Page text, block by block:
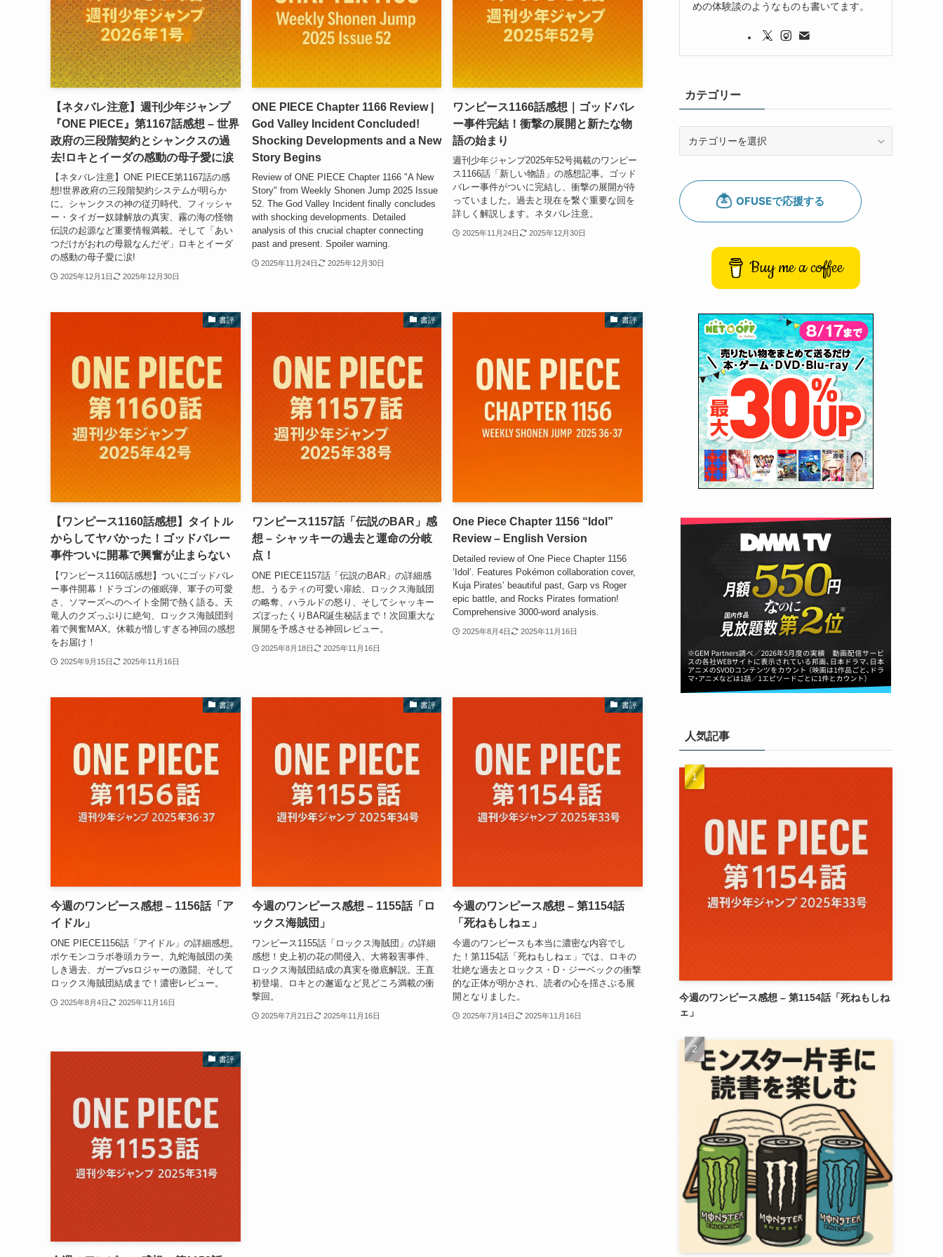
【ネタバレ注意】週刊少年ジャンプ
『ONE PIECE』第1167話感想 – 世界
政府の三段階契約とシャンクスの過
去!ロキとイーダの感動の母子愛に涙
【ネタバレ注意】ONE PIECE第1167話の感
想!世界政府の三段階契約システムが明らか
に。シャンクスの神の従刃時代、フィッシャ
ー・タイガー奴隷解放の真実、霧の海の怪物
伝説の起源など重要情報満載。そして「あい
つだけがおれの母親なんだぞ」ロキとイーダ
の感動の母子愛に涙!
2025年12月1日 2025年12月30日
ONE PIECE Chapter 1166 Review |
God Valley Incident Concluded!
Shocking Developments and a New
Story Begins
Review of ONE PIECE Chapter 1166 "A New
Story" from Weekly Shonen Jump 2025 Issue
52. The God Valley Incident finally concludes
with shocking developments. Detailed
analysis of this crucial chapter connecting
past and present. Spoiler warning.
2025年11月24日 2025年12月30日
ワンピース1166話感想｜ゴッドバレ
ー事件完結！衝撃の展開と新たな物
語の始まり
週刊少年ジャンプ2025年52号掲載のワンピー
ス1166話「新しい物語」の感想記事。ゴッド
バレー事件がついに完結し、衝撃の展開が待
っていました。過去と現在を繋ぐ重要な回を
詳しく解説します。ネタバレ注意。
2025年11月24日 2025年12月30日
書評
【ワンピース1160話感想】タイトル
からしてヤバかった！ゴッドバレー
事件ついに開幕で興奮が止まらない
【ワンピース1160話感想】ついにゴッドバレ
ー事件開幕！ドラゴンの催眠弾、軍子の可愛
さ、ソマーズへのヘイト全開で熱く語る。天
竜人のクズっぷりに絶句、ロックス海賊団到
着で興奮MAX。休載が惜しすぎる神回の感想
をお届け！
2025年9月15日 2025年11月16日
書評
ワンピース1157話「伝説のBAR」感
想 – シャッキーの過去と運命の分岐
点！
ONE PIECE1157話「伝説のBAR」の詳細感
想。うるティの可愛い扉絵、ロックス海賊団
の略奪、ハラルドの怒り、そしてシャッキー
ズぼったくりBAR誕生秘話まで！次回重大な
展開を予感させる神回レビュー。
2025年8月18日 2025年11月16日
書評
One Piece Chapter 1156 “Idol”
Review – English Version
Detailed review of One Piece Chapter 1156
‘Idol’. Features Pokémon collaboration cover,
Kuja Pirates’ beautiful past, Garp vs Roger
epic battle, and Rocks Pirates formation!
Comprehensive 3000-word analysis.
2025年8月4日 2025年11月16日
書評
今週のワンピース感想 – 1156話「ア
イドル」
ONE PIECE1156話「アイドル」の詳細感想。
ポケモンコラボ巻頭カラー、九蛇海賊団の美
しき過去、ガープvsロジャーの激闘、そして
ロックス海賊団結成まで！濃密レビュー。
2025年8月4日 2025年11月16日
書評
今週のワンピース感想 – 1155話「ロ
ックス海賊団」
ワンピース1155話「ロックス海賊団」の詳細
感想！史上初の花の間侵入、大将殺害事件、
ロックス海賊団結成の真実を徹底解説。王直
初登場、ロキとの邂逅など見どころ満載の衝
撃回。
2025年7月21日 2025年11月16日
書評
今週のワンピース感想 – 第1154話
「死ねもしねェ」
今週のワンピースも本当に濃密な内容でし
た！第1154話「死ねもしねェ」では、ロキの
壮絶な過去とロックス・D・ジーベックの衝撃
的な正体が明かされ、読者の心を揺さぶる展
開となりました。
2025年7月14日 2025年11月16日
書評
めの体験談のようなものも書いてます。
カテゴリー
ー
Buy me a coffee
人気記事
今週のワンピース感想 – 第1154話「死ねもしね
ェ」